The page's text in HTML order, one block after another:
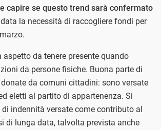
capire se questo trend sarà confermato
data la necessità di raccogliere fondi per
aspetto da tenere presente quando
da persone fisiche. Buona parte di
da comuni cittadini: sono versate
eletti al partito di appartenenza. Si
indennità versate come contributo al
di lunga data, talvolta prevista anche